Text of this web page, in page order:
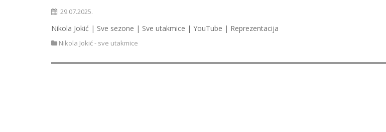
29.07.2025.
Nikola Jokić | Sve sezone | Sve utakmice | YouTube | Reprezentacija
Nikola Jokić - sve utakmice